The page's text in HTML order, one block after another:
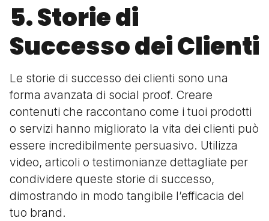
5. Storie di
Successo dei Clienti
Le storie di successo dei clienti sono una
forma avanzata di social proof. Creare
contenuti che raccontano come i tuoi prodotti
o servizi hanno migliorato la vita dei clienti può
essere incredibilmente persuasivo. Utilizza
video, articoli o testimonianze dettagliate per
condividere queste storie di successo,
dimostrando in modo tangibile l’efficacia del
tuo brand.